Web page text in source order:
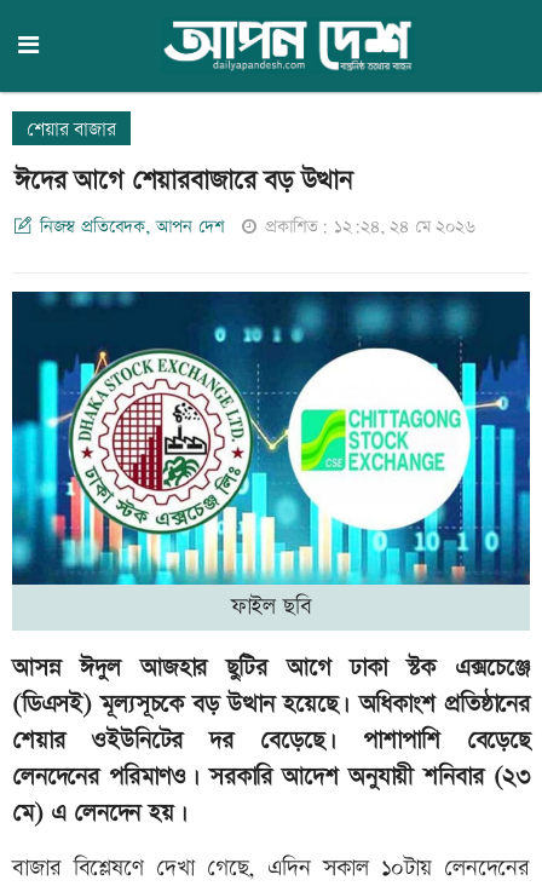
শেয়ার বাজার
ঈদের আগে শেয়ারবাজারে বড় উত্থান
নিজস্ব প্রতিবেদক, আপন দেশ প্রকাশিত: ১২:২৪, ২৪ মে ২০২৬
ফাইল ছবি
আসন্ন ঈদুল আজহার ছুটির আগে ঢাকা স্টক এক্সচেঞ্জে
(ডিএসই) মূল্যসূচকে বড় উত্থান হয়েছে। অধিকাংশ প্রতিষ্ঠানের
শেয়ার ওইউনিটের দর বেড়েছে। পাশাপাশি বেড়েছে
লেনদেনের পরিমাণও। সরকারি আদেশ অনুযায়ী শনিবার (২৩
মে) এ লেনদেন হয়।
বাজার বিশ্লেষণে দেখা গেছে, এদিন সকাল ১০টায় লেনদেনের